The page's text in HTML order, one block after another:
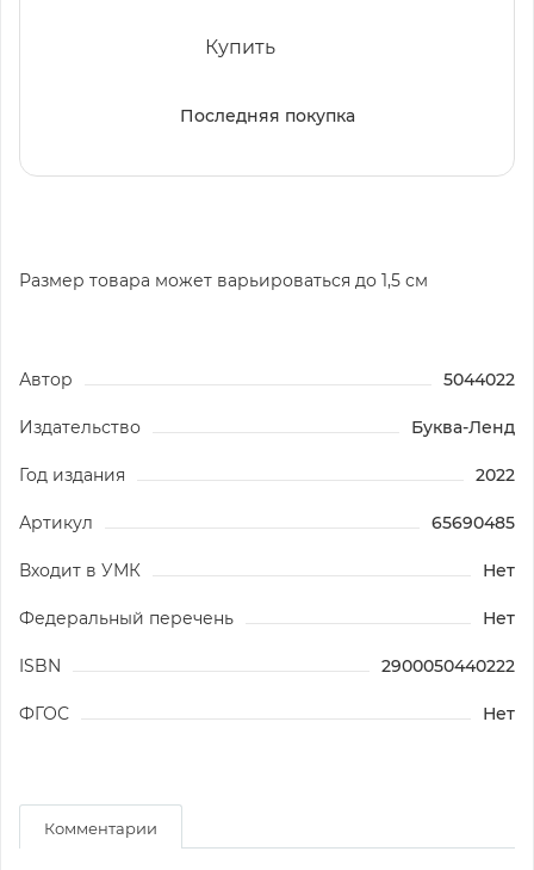
Купить
Последняя покупка
Размер товара может варьироваться до 1,5 см
Автор 5044022
Издательство Буква-Ленд
Год издания 2022
Артикул 65690485
Входит в УМК Нет
Федеральный перечень Нет
ISBN 2900050440222
ФГОС Нет
Комментарии